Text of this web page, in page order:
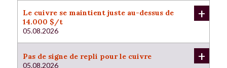
Le cuivre se maintient juste au-dessus de
14.000 $/t
05.08.2026
+
Pas de signe de repli pour le cuivre
05.08.2026
+